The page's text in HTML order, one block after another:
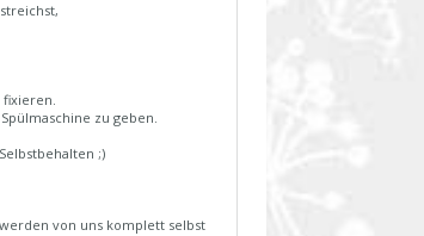
fixieren.
zu geben.
;)
von uns komplett selbst